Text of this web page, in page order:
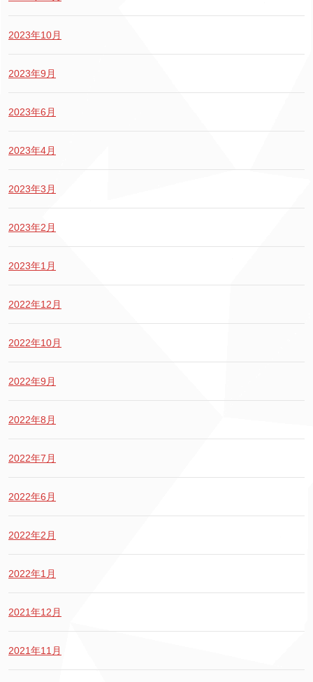
2023年10月
2023年9月
2023年6月
2023年4月
2023年3月
2023年2月
2023年1月
2022年12月
2022年10月
2022年9月
2022年8月
2022年7月
2022年6月
2022年2月
2022年1月
2021年12月
2021年11月